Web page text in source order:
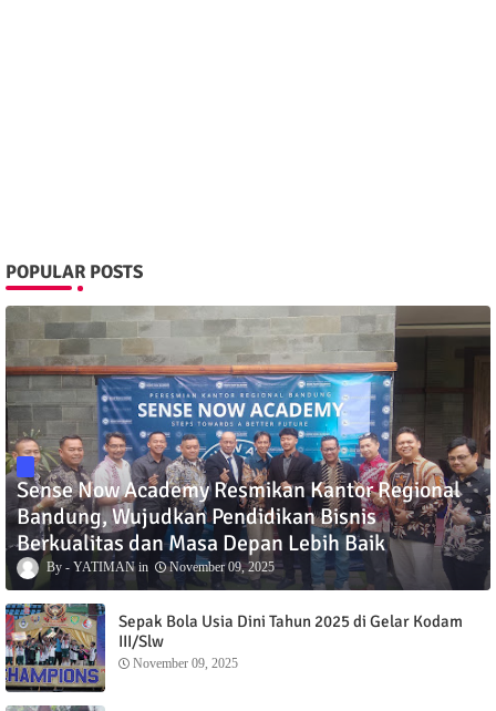
POPULAR POSTS
Sense Now Academy Resmikan Kantor Regional
Bandung, Wujudkan Pendidikan Bisnis
Berkualitas dan Masa Depan Lebih Baik
YATIMAN November 09, 2025
Sepak Bola Usia Dini Tahun 2025 di Gelar Kodam
III/Slw
November 09, 2025